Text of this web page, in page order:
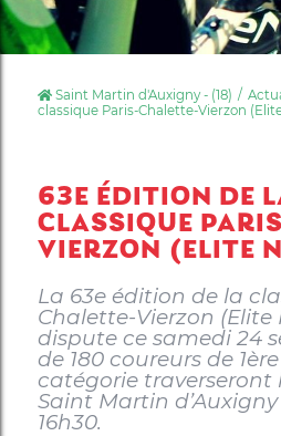
Saint Martin d'Auxigny - (18)
classique Paris-Chalette-Vierzon
63E ÉDITION DE
CLASSIQUE
VIERZON (ELITE
La 63e édition de la
Chalette-Vierzon (Elite
dispute ce samedi 24
de 180 coureurs de
catégorie
Saint Martin
16h30.